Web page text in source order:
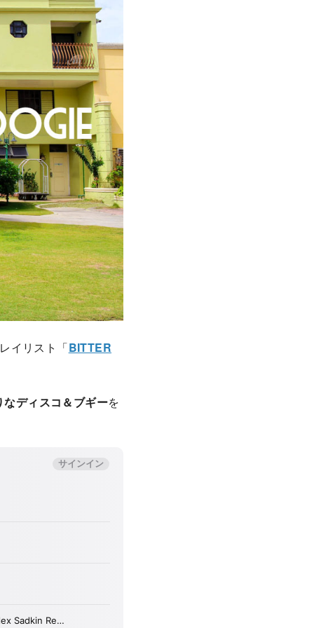
イリスト「BITTER
ディスコ＆ブギーを